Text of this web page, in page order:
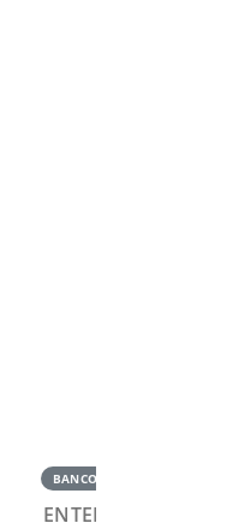
BANCOS Y GOB
ENTERPRISE